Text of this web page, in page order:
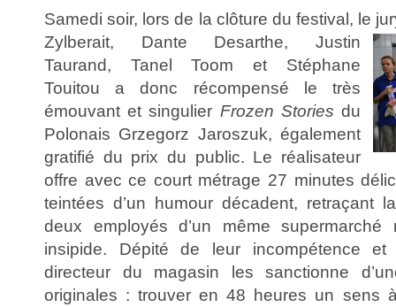
Samedi soir, lors de la clôture du festival, le
Zylberait, Dante Desarthe, Justin
Taurand, Tanel Toom et Stéphane
Touitou a donc récompensé le très
émouvant et singulier Frozen Stories du
Polonais Grzegorz Jaroszuk, également
gratifié du prix du public. Le réalisateur
offre avec ce court métrage 27 minutes
teintées d’un humour décadent, retraçant
deux employés d’un même supermarché
insipide. Dépité de leur incompétence
directeur du magasin les sanctionne
originales : trouver en 48 heures un sens